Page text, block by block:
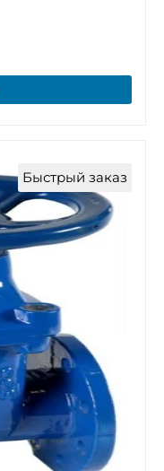
Быстрый заказ